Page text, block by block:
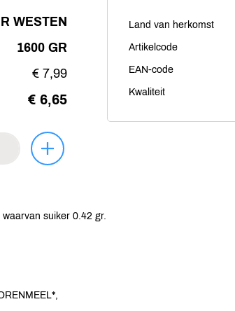
WESTEN
1600 GR
€ 7,99
€ 6,65
suiker 0.42 gr.
Land van herkomst
Artikelcode
EAN-code
Kwaliteit